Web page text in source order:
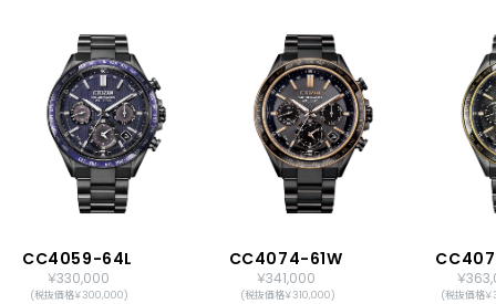
CC4059-64L
￥330,000
(税抜価格￥300,000)
CC4074-61W
￥341,000
(税抜価格￥310,000)
￥
(税抜価格